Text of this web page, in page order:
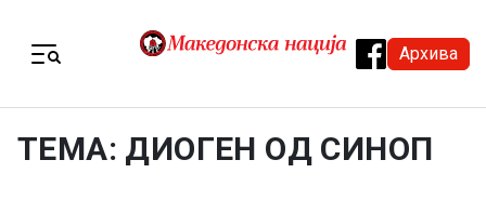
Архива
ТЕМА: ДИОГЕН ОД СИНОП